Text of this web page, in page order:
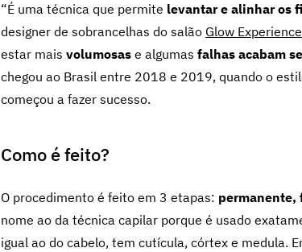
“É uma técnica que permite levantar e alinhar os
designer de sobrancelhas do salão Glow Experience
estar mais volumosas e algumas falhas acabam
chegou ao Brasil entre 2018 e 2019, quando o
começou a fazer sucesso.
Como é feito?
O procedimento é feito em 3 etapas: permanente,
nome ao da técnica capilar porque é usado
igual ao do cabelo, tem cutícula, córtex e medula.